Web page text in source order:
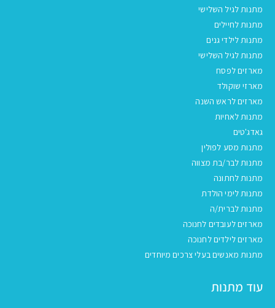
מתנות לגיל השלישי
מתנות לחיילים
מתנות לילדי גנים
מתנות לגיל השלישי
מארזים לפסח
מארזי שוקולד
מארזים לראש השנה
מתנות לאחיות
גאדג'טים
מתנות מסע לפולין
מתנות לבר/בת מצווה
מתנות לחתונה
מתנות לימי הולדת
מתנות לברית/ה
מארזים לעובדים לחנוכה
מארזים לילדים לחנוכה
מתנות מאנשים בעלי צרכים מיוחדים
עוד מתנות